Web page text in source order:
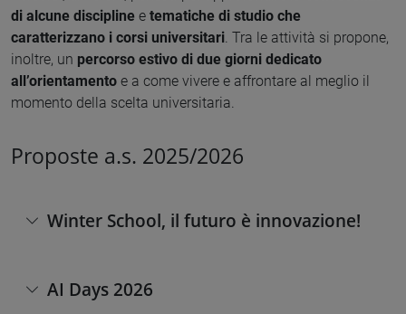
di alcune discipline e tematiche di studio che
caratterizzano i corsi universitari. Tra le attività si propone,
inoltre, un percorso estivo di due giorni dedicato
all’orientamento e a come vivere e affrontare al meglio il
momento della scelta universitaria.
Proposte a.s. 2025/2026
Winter School, il futuro è innovazione!
AI Days 2026